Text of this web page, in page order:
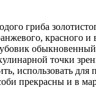
гриба
красного и
точки
использовать для
прекрасны и в